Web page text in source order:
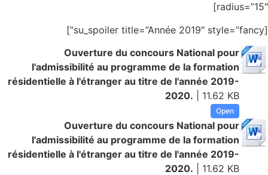
radius=”15″]
[su_spoiler title=”Année 2019″ style=”fancy”]
Ouverture du concours National pour
l'admissibilité au programme de la formation
résidentielle à l'étranger au titre de l'année 2019-
2020. | 11.62 KB
Open
Ouverture du concours National pour
l'admissibilité au programme de la formation
résidentielle à l'étranger au titre de l'année 2019-
2020. | 11.62 KB